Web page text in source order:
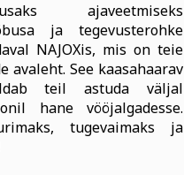
ajaveetmiseks
ja tegevusterohke
NAJOXis, mis on teie
avaleht. See kaasahaarav
teil astuda väljal
hane vööjalgadesse.
tugevaimaks ja